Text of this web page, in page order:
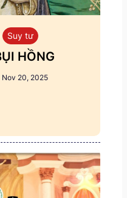
Suy tư
HỒNG
Nov 20, 2025